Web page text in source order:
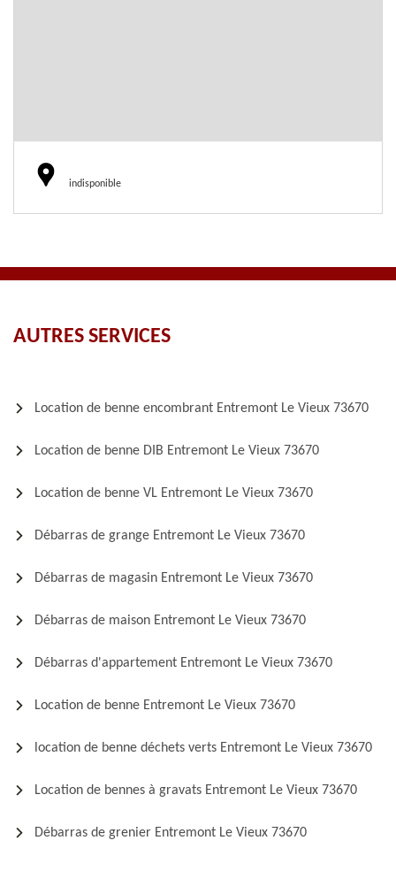
indisponible
AUTRES SERVICES
Location de benne encombrant Entremont Le Vieux 73670
Location de benne DIB Entremont Le Vieux 73670
Location de benne VL Entremont Le Vieux 73670
Débarras de grange Entremont Le Vieux 73670
Débarras de magasin Entremont Le Vieux 73670
Débarras de maison Entremont Le Vieux 73670
Débarras d'appartement Entremont Le Vieux 73670
Location de benne Entremont Le Vieux 73670
location de benne déchets verts Entremont Le Vieux 73670
Location de bennes à gravats Entremont Le Vieux 73670
Débarras de grenier Entremont Le Vieux 73670